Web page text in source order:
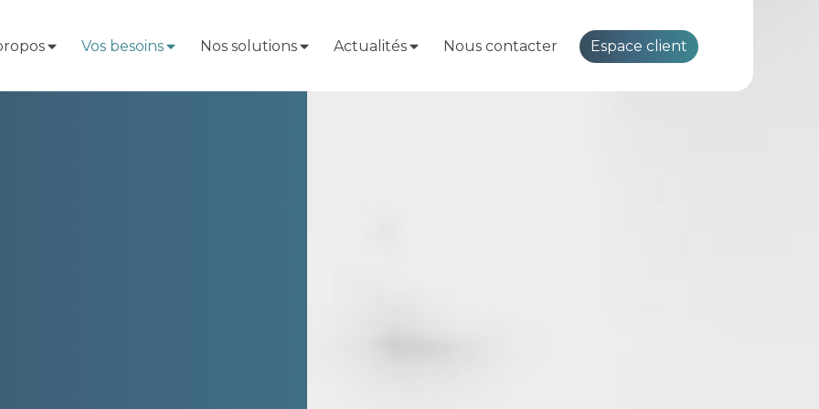
Vos besoins Nos solutions Actualités Nous contacter Espace client